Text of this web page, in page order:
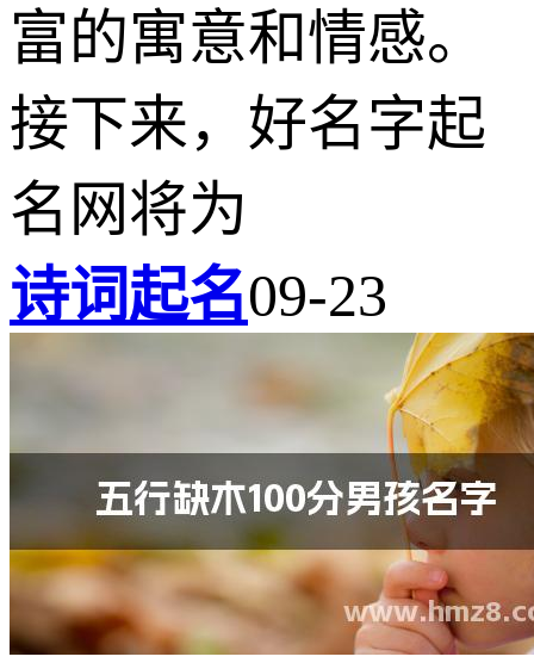
富的寓意和情感。
接下来，好名字起
名网将为
诗词起名09-23